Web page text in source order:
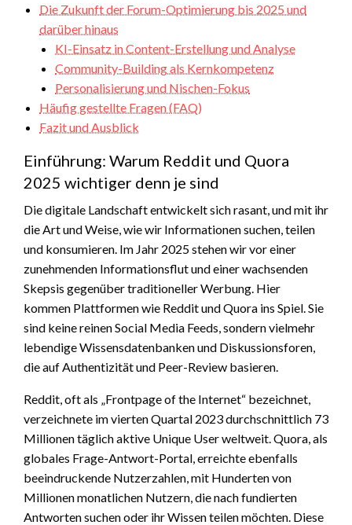
Die Zukunft der Forum-Optimierung bis 2025 und
darüber hinaus
KI-Einsatz in Content-Erstellung und Analyse
Community-Building als Kernkompetenz
Personalisierung und Nischen-Fokus
Häufig gestellte Fragen (FAQ)
Fazit und Ausblick
Einführung: Warum Reddit und Quora
2025 wichtiger denn je sind
Die digitale Landschaft entwickelt sich rasant, und mit ihr
die Art und Weise, wie wir Informationen suchen, teilen
und konsumieren. Im Jahr 2025 stehen wir vor einer
zunehmenden Informationsflut und einer wachsenden
Skepsis gegenüber traditioneller Werbung. Hier
kommen Plattformen wie Reddit und Quora ins Spiel. Sie
sind keine reinen Social Media Feeds, sondern vielmehr
lebendige Wissensdatenbanken und Diskussionsforen,
die auf Authentizität und Peer-Review basieren.
Reddit, oft als „Frontpage of the Internet“ bezeichnet,
verzeichnete im vierten Quartal 2023 durchschnittlich 73
Millionen täglich aktive Unique User weltweit. Quora, als
globales Frage-Antwort-Portal, erreichte ebenfalls
beeindruckende Nutzerzahlen, mit Hunderten von
Millionen monatlichen Nutzern, die nach fundierten
Antworten suchen oder ihr Wissen teilen möchten. Diese